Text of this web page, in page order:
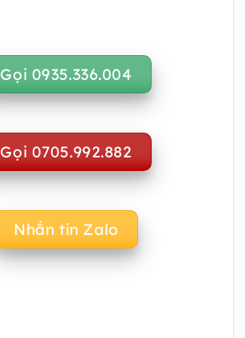
Gọi 0935.336.004
Gọi 0705.992.882
Nhắn tin Zalo